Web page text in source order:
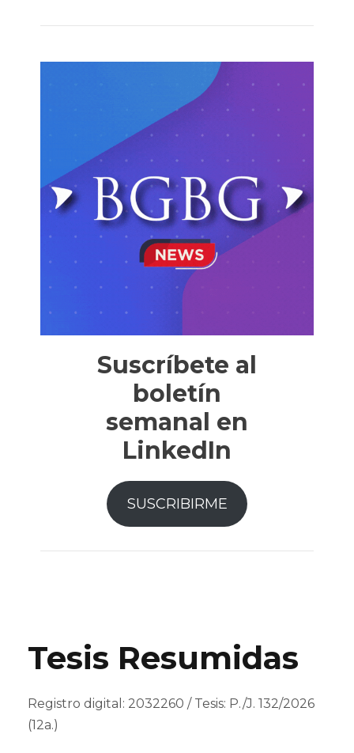
Suscríbete al
boletín
semanal en
LinkedIn
SUSCRIBIRME
Tesis Resumidas
Registro digital: 2032260 / Tesis: P./J. 132/2026
(12a.)